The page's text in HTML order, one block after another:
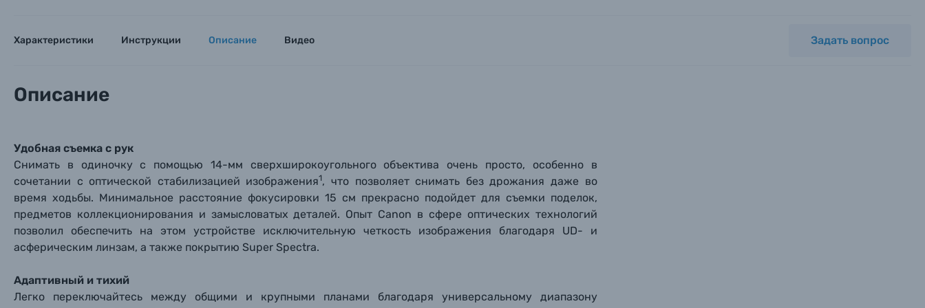
Цифровые фотоаппараты
Пленочные фотоаппараты
Характеристики Инструкции Описание Видео Задать вопрос
Описание
Удобная съемка с рук
Снимать в одиночку с помощью 14-мм сверхширокоугольного объектива очень просто, особенно в
сочетании с оптической стабилизацией изображения1, что позволяет снимать без дрожания даже во
время ходьбы. Минимальное расстояние фокусировки 15 см прекрасно подойдет для съемки поделок,
предметов коллекционирования и замысловатых деталей. Опыт Canon в сфере оптических технологий
позволил обеспечить на этом устройстве исключительную четкость изображения благодаря UD- и
асферическим линзам, а также покрытию Super Spectra.
Адаптивный и тихий
Легко переключайтесь между общими и крупными планами благодаря универсальному диапазону